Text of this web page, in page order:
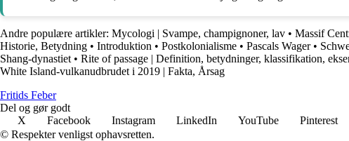
Andre populære artikler: Mycologi | Svampe, champignoner, lav • Massif
Historie, Betydning • Introduktion • Postkolonialisme • Pascals Wager•
Shang-dynastiet • Rite of passage | Definition, betydninger, klassifikation,
White Island-vulkanudbrudet i 2019 | Fakta, Årsag
Fritids Feber
Del og gør godt
X
Facebook Instagram LinkedIn YouTube Pinterest
© Respekter venligst ophavsretten.